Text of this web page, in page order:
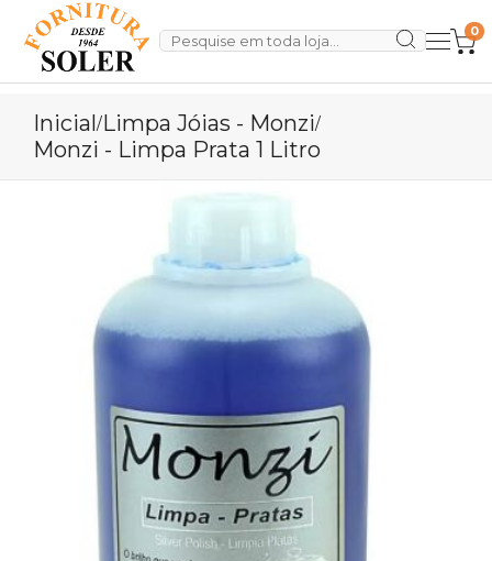
0
Inicial/Limpa Jóias - Monzi/
Monzi - Limpa Prata 1 Litro